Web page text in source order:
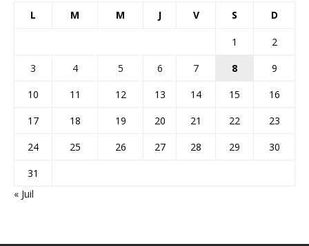
L M M J V S D
1
2
3
4 5 6 7 8
9
10
11 12 13 14 15
16
17
18 19 20 21 22
23
24
25 26 27 28 29
30
31
« Juil